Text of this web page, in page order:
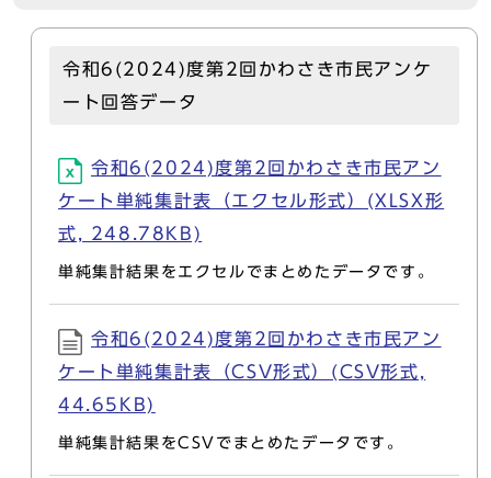
令和6(2024)度第2回かわさき市民アンケ
ート回答データ
令和6(2024)度第2回かわさき市民アン
ケート単純集計表（エクセル形式）(XLSX形
式, 248.78KB)
単純集計結果をエクセルでまとめたデータです。
令和6(2024)度第2回かわさき市民アン
ケート単純集計表（CSV形式）(CSV形式,
44.65KB)
単純集計結果をCSVでまとめたデータです。